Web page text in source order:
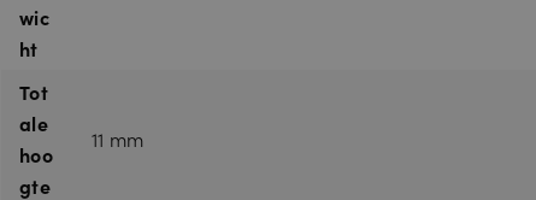
wic
ht
Tot
ale
hoo
gte
11 mm